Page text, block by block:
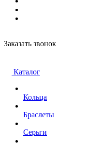
Заказать звонок
Каталог
Кольца
Браслеты
Серьги